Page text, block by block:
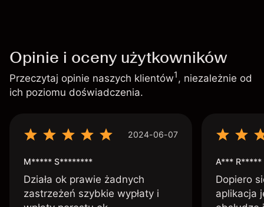
Opinie i oceny użytkowników
Przeczytaj opinie naszych klientów1, niezależnie od
ich poziomu doświadczenia.
2024-06-07
M***** S********
Działa ok prawie żadnych
zastrzeżeń szybkie wypłaty i
A*** R*****
Dopiero
aplikacja